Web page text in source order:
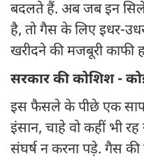
बदलते हैं. अब जब इन
है, तो गैस के लिए इधर-
खरीदने की मजबूरी काफी
सरकार की कोशिश -
इस फैसले के पीछे एक
इंसान, चाहे वो कहीं भी
संघर्ष न करना पड़े. गैस की